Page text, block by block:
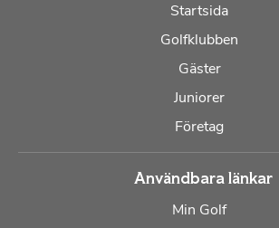
Startsida
Golfklubben
Gäster
Juniorer
Företag
Användbara länkar
Min Golf